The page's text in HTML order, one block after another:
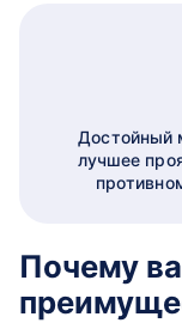
Достойный
лучшее
Почему